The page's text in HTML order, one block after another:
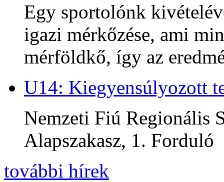
Egy sportolónk
igazi mérkőzése, ami
mérföldkő, így az
U14: Kiegyensúlyozott
Nemzeti Fiú Regionális
Alapszakasz, 1. Forduló
további hírek